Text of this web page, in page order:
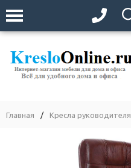
Главная / Кресла руководителя